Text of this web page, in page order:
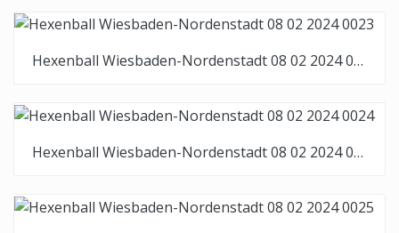
Hexenball Wiesbaden-Nordenstadt 08 02 2024 0023
Hexenball Wiesbaden-Nordenstadt 08 02 2024 0024